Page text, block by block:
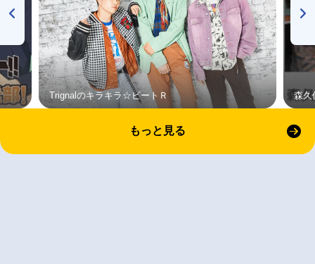
Trignalのキラキラ☆ビートＲ 森久
もっと見る